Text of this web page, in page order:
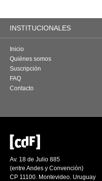
INSTITUCIONALES
Inicio
Quiénes somos
Suscripción
FAQ
Contacto
Av. 18 de Julio 885
(entre Andes y Convención)
CP 11100. Montevideo. Uruguay